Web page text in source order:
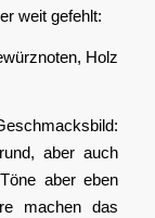
weit gefehlt:
Holz
aber auch
aber eben
machen das